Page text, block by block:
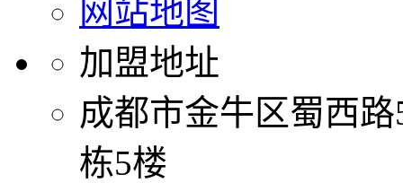
网站地图
加盟地址
成都市金牛区蜀西
栋5楼